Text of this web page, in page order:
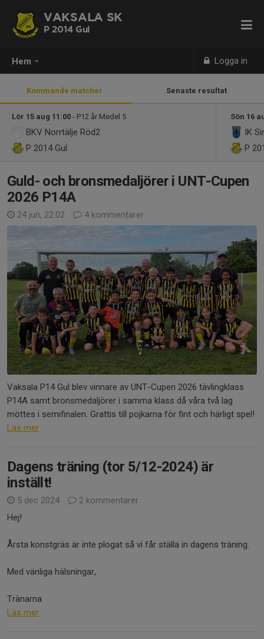
Hem Logga in
VAKSALA SK
P 2014 Gul
Kommande matcher Senaste resultat
Lör 15 aug 11:00 - P12 år Medel 5
BKV Norrtälje Röd2
P 2014 Gul
Sön 16
IK
P
Guld- och bronsmedaljörer i UNT-Cupen
2026 P14A
24 jun, 22:02 4 kommentarer
Vaksala P14 Gul blev vinnare av UNT-Cupen 2026 tävlingklass
P14A samt bronsmedaljörer i samma klass då våra två lag
möttes i semifinalen. Grattis till pojkarna för fint och härligt spel!
Läs mer
Dagens träning (tor 5/12-2024) är
inställt!
5 dec 2024
2 kommentarer
Hej!
Årsta konstgräs är inte plogat så vi får ställa in dagens träning.
Med vänliga hälsningar,
Tränarna
Läs mer